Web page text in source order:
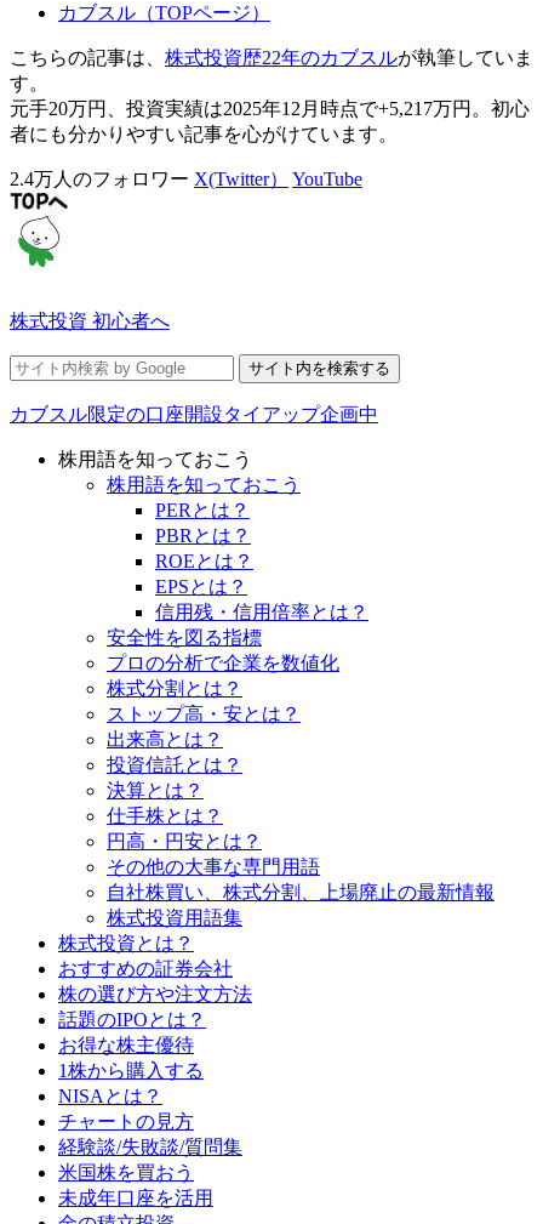
カブスル（TOPページ）
こちらの記事は、 株式投資歴22年のカブスルが執筆していま
す。
元手20万円、投資実績は2025年12月時点で+5,217万円。初心
者にも分かりやすい記事を心がけています。
2.4万人のフォロワー X(Twitter） YouTube
株式投資 初心者へ
カブスル限定の口座開設タイアップ企画中
株用語を知っておこう
株用語を知っておこう
PERとは？
PBRとは？
ROEとは？
EPSとは？
信用残・信用倍率とは？
安全性を図る指標
プロの分析で企業を数値化
株式分割とは？
ストップ高・安とは？
出来高とは？
投資信託とは？
決算とは？
仕手株とは？
円高・円安とは？
その他の大事な専門用語
自社株買い、株式分割、上場廃止の最新情報
株式投資用語集
株式投資とは？
おすすめの証券会社
株の選び方や注文方法
話題のIPOとは？
お得な株主優待
1株から購入する
NISAとは？
チャートの見方
経験談/失敗談/質問集
米国株を買おう
未成年口座を活用